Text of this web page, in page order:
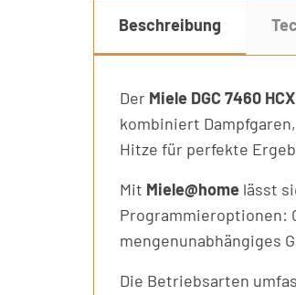
Beschreibung
Der Miele DGC 7460
kombiniert
Hitze für perfekte
Mit Miele@home lässt
Programmieroptionen:
mengenunabhängiges
Die Betriebsarten